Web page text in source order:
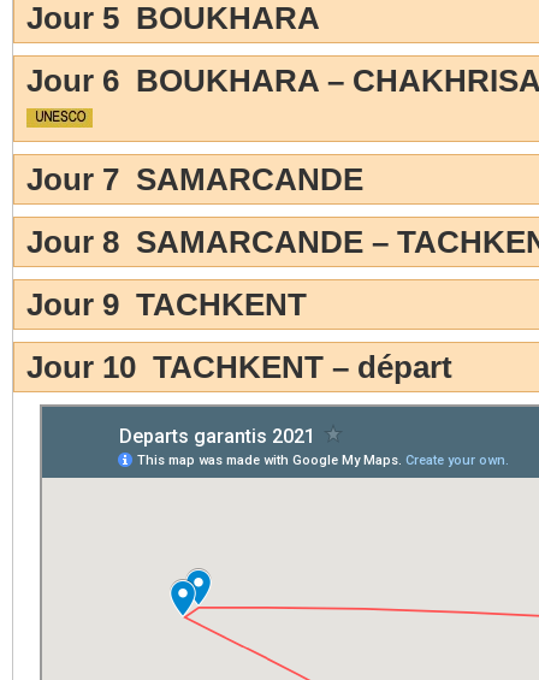
Jour 5 BOUKHARA
Jour 6 BOUKHARA –
Jour 7 SAMARCANDE
Jour 8 SAMARCANDE –
Jour 9 TACHKENT
Jour 10 TACHKENT – départ